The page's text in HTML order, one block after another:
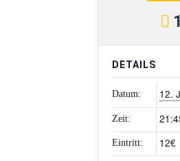
DETAILS
Datum: 12.
Zeit:
Eintritt: 12€